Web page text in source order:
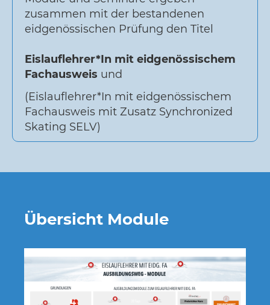
zusammen mit der bestandenen
eidgenössischen Prüfung den Titel
Eislauflehrer*In mit eidgenössischem
Fachausweis und
(Eislauflehrer*In mit eidgenössischem
Fachausweis mit Zusatz Synchronized
Skating SELV)
Übersicht Module